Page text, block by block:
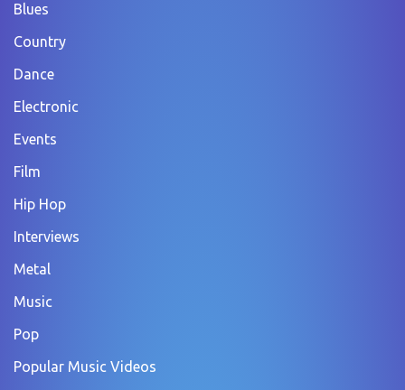
Blues
Country
Dance
Electronic
Events
Film
Hip Hop
Interviews
Metal
Music
Pop
Popular Music Videos